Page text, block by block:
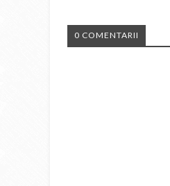
0 COMENTARII